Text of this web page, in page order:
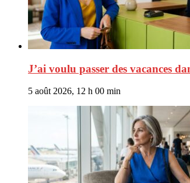
J’ai voulu passer des vacances
5 août 2026, 12 h 00 min